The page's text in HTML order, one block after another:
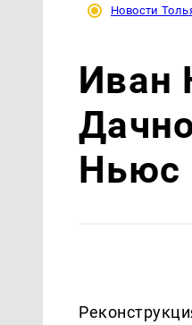
Новости
Иван
Ньюс